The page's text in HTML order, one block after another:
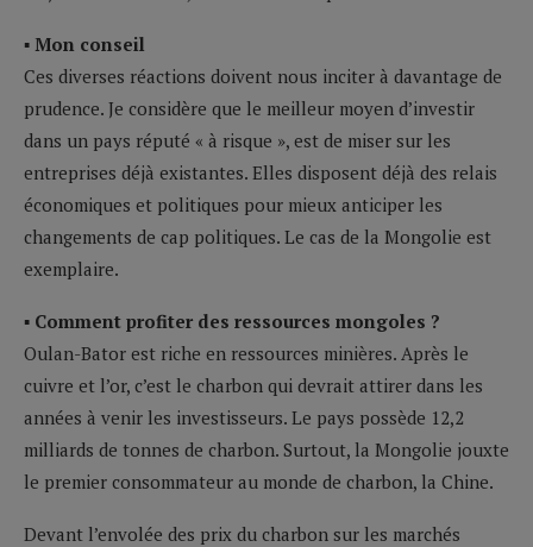
▪ Mon conseil
Ces diverses réactions doivent nous inciter à davantage de
prudence. Je considère que le meilleur moyen d’investir
dans un pays réputé « à risque », est de miser sur les
entreprises déjà existantes. Elles disposent déjà des relais
économiques et politiques pour mieux anticiper les
changements de cap politiques. Le cas de la Mongolie est
exemplaire.
▪ Comment profiter des ressources mongoles ?
Oulan-Bator est riche en ressources minières. Après le
cuivre et l’or, c’est le charbon qui devrait attirer dans les
années à venir les investisseurs. Le pays possède 12,2
milliards de tonnes de charbon. Surtout, la Mongolie jouxte
le premier consommateur au monde de charbon, la Chine.
Devant l’envolée des prix du charbon sur les marchés